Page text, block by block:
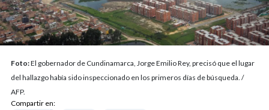
Foto:El gobernador de Cundinamarca, Jorge Emilio Rey, precisó que el lugar
del hallazgo había sido inspeccionado en los primeros días de búsqueda. /
AFP.
Compartir en: